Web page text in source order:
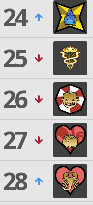
24
25
26
27
28